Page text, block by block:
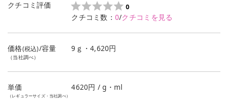
クチコミ評価 0
クチコミ数： 0/クチコミを見る
価格(税込)/容量
（当社調べ）
9ｇ・4,620円
単価
（レギュラーサイズ・当社調べ）
4620円 / g・ml